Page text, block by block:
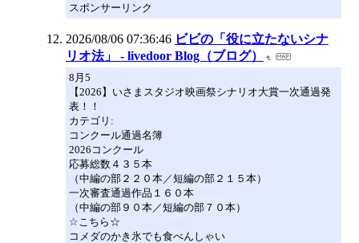
スポンサーリンク
2026/08/06 07:36:46 ビビの「役に立たないシナ
リオ法」 - livedoor Blog（ブログ）
8月5
【2026】いさまスタジオ映画祭シナリオ大賞一次通過発
表！！
カテゴリ:
コンクール通過名簿
2026コンクール
応募総数４３５本
（中編の部２２０本／短編の部２１５本）
一次審査通過作品１６０本
（中編の部９０本／短編の部７０本）
☆こちら☆
コメダのかき氷でも食べんしゃい